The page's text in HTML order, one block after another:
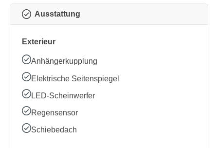
Ausstattung
Exterieur
Anhängerkupplung
Elektrische Seitenspiegel
LED-Scheinwerfer
Regensensor
Schiebedach